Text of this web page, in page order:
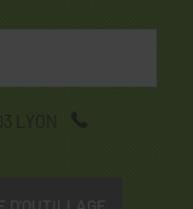
LYON